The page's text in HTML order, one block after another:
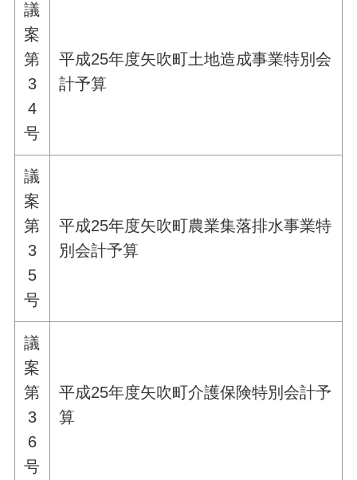
議
案
第
3
4
号
平成25年度矢吹町土地造成事業特別会
計予算
議
案
第
3
5
号
平成25年度矢吹町農業集落排水事業特
別会計予算
議
案
第
3
6
号
平成25年度矢吹町介護保険特別会計予
算